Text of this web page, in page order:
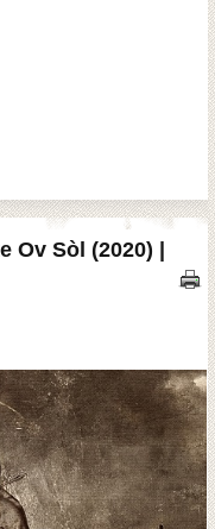
Ov Sòl (2020) |